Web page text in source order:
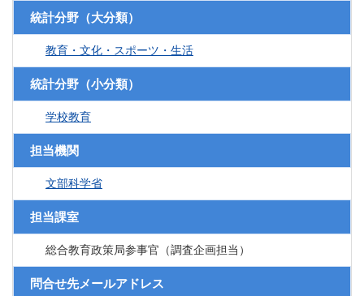
統計分野（大分類）
教育・文化・スポーツ・生活
統計分野（小分類）
学校教育
担当機関
文部科学省
担当課室
総合教育政策局参事官（調査企画担当）
問合せ先メールアドレス